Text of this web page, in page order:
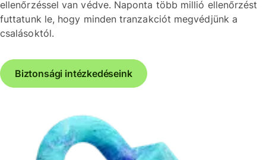
ellenőrzéssel van védve. Naponta több millió ellenőrzést
futtatunk le, hogy minden tranzakciót megvédjünk a
csalásoktól.
Biztonsági intézkedéseink